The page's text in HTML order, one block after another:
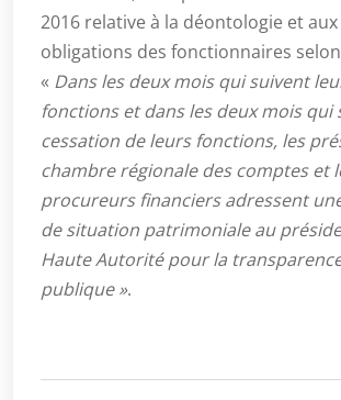
2016 relative à la déontologie et
obligations des fonctionnaires
« Dans les deux mois qui suivent
fonctions et dans les deux mois qui
cessation de leurs fonctions, les
chambre régionale des comptes et
procureurs financiers adressent
de situation patrimoniale au
Haute Autorité pour la
publique ».